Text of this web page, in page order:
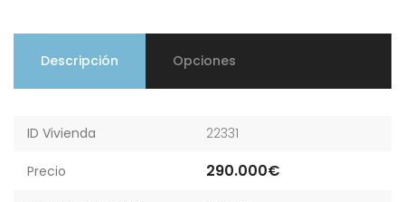
Descripción Opciones
ID Vivienda 22331
Precio 290.000€